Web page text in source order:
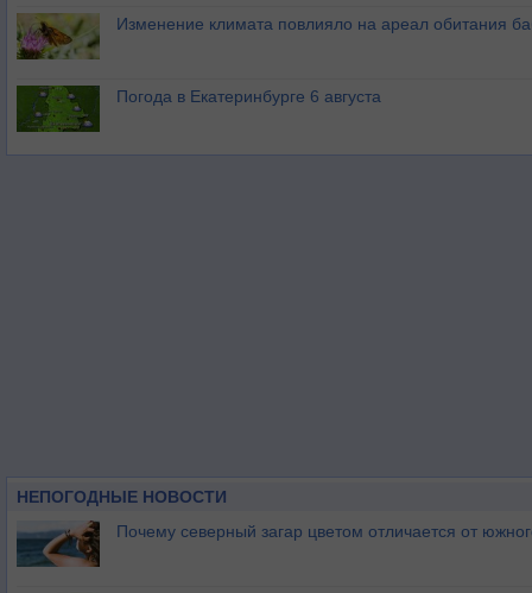
Изменение климата повлияло на ареал обитания
Погода в Екатеринбурге 6 августа
НЕПОГОДНЫЕ НОВОСТИ
Почему северный загар цветом отличается от